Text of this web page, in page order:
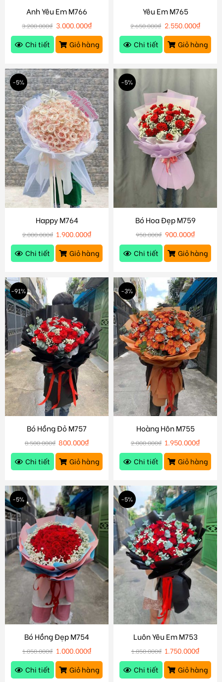
Anh Yêu Em M766
3.200.000₫ 3.000.000₫
Chi tiết
Giỏ hàng
Yêu Em M765
2.650.000₫ 2.550.000₫
Chi tiết
Giỏ hàng
-5%
Happy M764
2.000.000₫ 1.900.000₫
Chi tiết
Giỏ hàng
-5%
Bó Hoa Đẹp M759
950.000₫ 900.000₫
Chi tiết
Giỏ hàng
-91%
Bó Hồng Đỏ M757
8.500.000₫ 800.000₫
Chi tiết
Giỏ hàng
-3%
Hoàng Hôn M755
2.000.000₫ 1.950.000₫
Chi tiết
Giỏ hàng
-5%
Bó Hồng Đẹp M754
1.050.000₫ 1.000.000₫
Chi tiết
Giỏ hàng
-5%
Luôn Yêu Em M753
1.850.000₫ 1.750.000₫
Chi tiết
Giỏ hàng